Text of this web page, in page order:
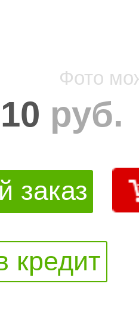
руб.
заказ
кредит
Фото